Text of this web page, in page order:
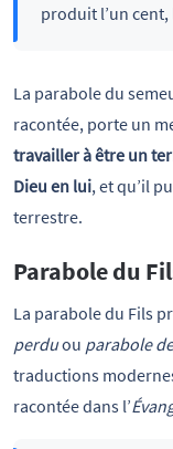
produit l’un cent,
La parabole du
racontée, porte un
travailler à être un
Dieu en lui, et qu’il
terrestre.
Parabole du
La parabole du Fils
perduou parabole
traductions
racontée dans l’